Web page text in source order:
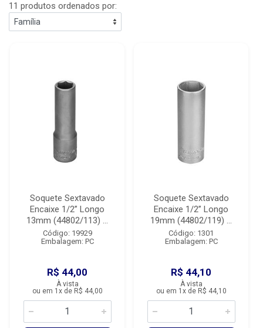
11 produtos ordenados por:
Soquete Sextavado
Encaixe 1/2” Longo
13mm (44802/113) ...
Código: 19929
Embalagem: PC
R$ 44,00
À vista
ou em 1x de R$ 44,00
Soquete Sextavado
Encaixe 1/2” Longo
19mm (44802/119) ...
Código: 1301
Embalagem: PC
R$ 44,10
À vista
ou em 1x de R$ 44,10